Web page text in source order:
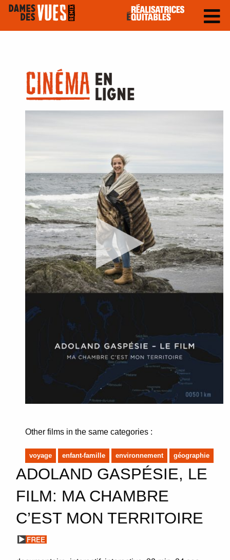
Other films in the same categories :
voyage enfant-famille environnement géographie
ADOLAND GASPÉSIE, LE
FILM: MA CHAMBRE
C’EST MON TERRITOIRE